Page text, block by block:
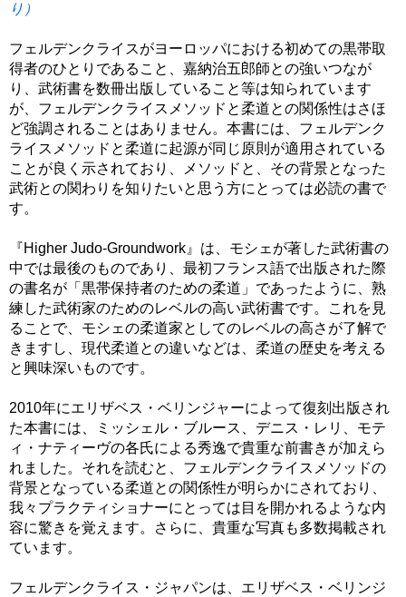
り）
フェルデンクライスがヨーロッパにおける初めての黒帯取
得者のひとりであること、嘉納治五郎師との強いつなが
り、武術書を数冊出版していること等は知られています
が、フェルデンクライスメソッドと柔道との関係性はさほ
ど強調されることはありません。本書には、フェルデンク
ライスメソッドと柔道に起源が同じ原則が適用されている
ことが良く示されており、メソッドと、その背景となった
武術との関わりを知りたいと思う方にとっては必読の書で
す。
『Higher Judo-Groundwork』は、モシェが著した武術書の
中では最後のものであり、最初フランス語で出版された際
の書名が「黒帯保持者のための柔道」であったように、熟
練した武術家のためのレベルの高い武術書です。これを見
ることで、モシェの柔道家としてのレベルの高さが了解で
きますし、現代柔道との違いなどは、柔道の歴史を考える
と興味深いものです。
2010年にエリザベス・ベリンジャーによって復刻出版され
た本書には、ミッシェル・ブルース、デニス・レリ、モテ
ィ・ナティーヴの各氏による秀逸で貴重な前書きが加えら
れました。それを読むと、フェルデンクライスメソッドの
背景となっている柔道との関係性が明らかにされており、
我々プラクティショナーにとっては目を開かれるような内
容に驚きを覚えます。さらに、貴重な写真も多数掲載され
ています。
フェルデンクライス・ジャパンは、エリザベス・ベリンジ